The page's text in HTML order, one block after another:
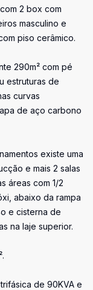
2 box com
masculino e
piso cerâmico.
290m² com pé
estruturas de
curvas
de aço carbono
existe uma
e mais 2 salas
áreas com 1/2
abaixo da rampa
e cisterna de
na laje superior.
de 90KVA e